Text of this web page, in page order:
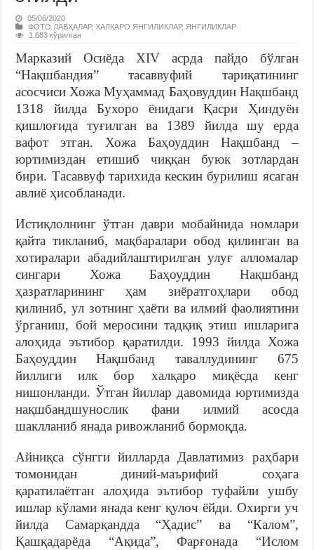
05/06/2020
ФОТО ЛАВҲАЛАР,ХАЛҚАРО ЯНГИЛИКЛАР, ЯНГИЛИКЛАР
1,683 кўрилган
Марказий Осиёда XIV асрда пайдо бўлган
“Нақшбандия” тасаввуфий тариқатининг
асосчиси Хожа Муҳаммад Баҳовуддин Нақшбанд
1318 йилда Бухоро ёнидаги Қасри Ҳиндуён
қишлоғида туғилган ва 1389 йилда шу ерда
вафот этган. Хожа Баҳоуддин Нақшбанд –
юртимиздан етишиб чиққан буюк зотлардан
бири. Тасаввуф тарихида кескин бурилиш ясаган
авлиё ҳисобланади.
Истиқлолнинг ўтган даври мобайнида номлари
қайта тикланиб, мақбаралари обод қилинган ва
хотиралари абадийлаштирилган улуғ алломалар
сингари Хожа Баҳоуддин Нақшбанд
ҳазратларининг ҳам зиёратгоҳлари обод
қилиниб, ул зотнинг ҳаёти ва илмий фаолиятини
ўрганиш, бой меросини тадқиқ этиш ишларига
алоҳида эътибор қаратилди. 1993 йилда Хожа
Баҳоуддин Нақшбанд таваллудининг 675
йиллиги илк бор халқаро миқёсда кенг
нишонланди. Ўтган йиллар давомида юртимизда
нақшбандшунослик фани илмий асосда
шаклланиб янада ривожланиб бормоқда.
Айниқса сўнгги йилларда Давлатимиз раҳбари
томонидан диний-маърифий соҳага
қаратилаётган алоҳида эътибор туфайли ушбу
ишлар кўлами янада кенг қулоч ёйди. Охирги уч
йилда Самарқандда “Ҳадис” ва “Калом”,
Қашқадарёда “Ақида”, Фарғонада “Ислом